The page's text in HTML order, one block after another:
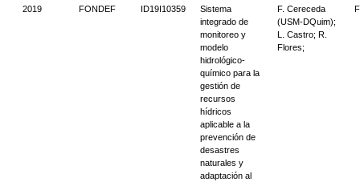
2019 FONDEF ID19I10359
Sistema
integrado de
monitoreo y
modelo
hidrológico-
químico para la
gestión de
recursos
hídricos
aplicable a la
prevención de
desastres
naturales y
adaptación al
F. Cereceda
(USM-DQuim);
L. Castro; R.
Flores;